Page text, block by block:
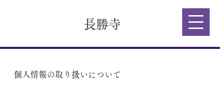
長勝寺
個人情報の取り扱いについて